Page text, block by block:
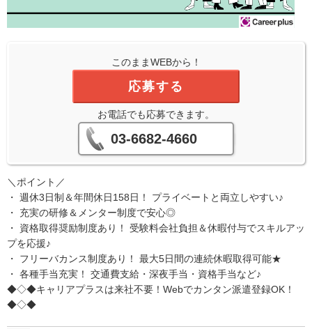
このままWEBから！
応募する
お電話でも応募できます。
03-6682-4660
＼ポイント／
・ 週休3日制＆年間休日158日！ プライベートと両立しやすい♪
・ 充実の研修＆メンター制度で安心◎
・ 資格取得奨励制度あり！ 受験料会社負担＆休暇付与でスキルアッ
プを応援♪
・ フリーバカンス制度あり！ 最大5日間の連続休暇取得可能★
・ 各種手当充実！ 交通費支給・深夜手当・資格手当など♪
◆◇◆キャリアプラスは来社不要！Webでカンタン派遣登録OK！
◆◇◆